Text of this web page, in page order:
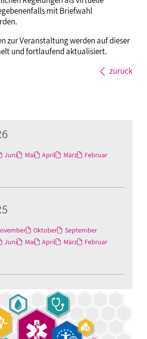
mit Briefwahl
zur Veranstaltung werden auf dieser
und fortlaufend aktualisiert.
zurück
Juni Mai April März
Februar
Oktober
September
Juni Mai April März
Februar